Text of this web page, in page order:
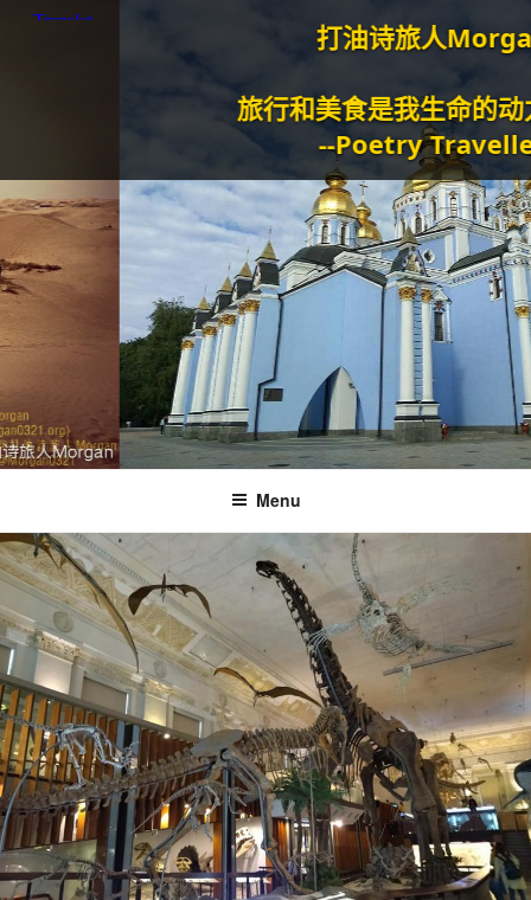
打油诗旅人Morgan
旅行和美食是我生命的动力泉源。
--Poetry Traveller
Menu